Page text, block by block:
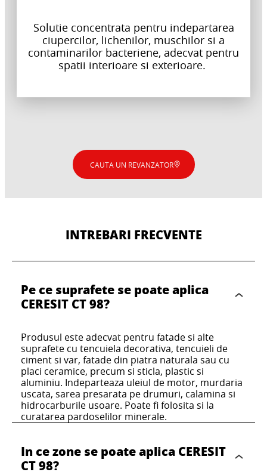
Solutie concentrata pentru indepartarea
ciupercilor, lichenilor, muschilor si a
contaminarilor bacteriene, adecvat pentru
spatii interioare si exterioare.
CERESIT CT 16
CERESIT CT 16 QUARTZ CONTACT -
VOPSEA GRUND
CERESIT CT 49
CERESIT CT 49 VOPSEA NANO SILICONICA
CAUTA UN REVANZATOR
INTREBARI FRECVENTE
Pe ce suprafete se poate aplica
CERESIT CT 98?
Produsul este adecvat pentru fatade si alte
suprafete cu tencuiela decorativa, tencuieli de
ciment si var, fatade din piatra naturala sau cu
placi ceramice, precum si sticla, plastic si
aluminiu. Indeparteaza uleiul de motor, murdaria
uscata, sarea presarata pe drumuri, calamina si
hidrocarburile usoare. Poate fi folosita si la
curatarea pardoselilor minerale.
In ce zone se poate aplica CERESIT
CT 98?